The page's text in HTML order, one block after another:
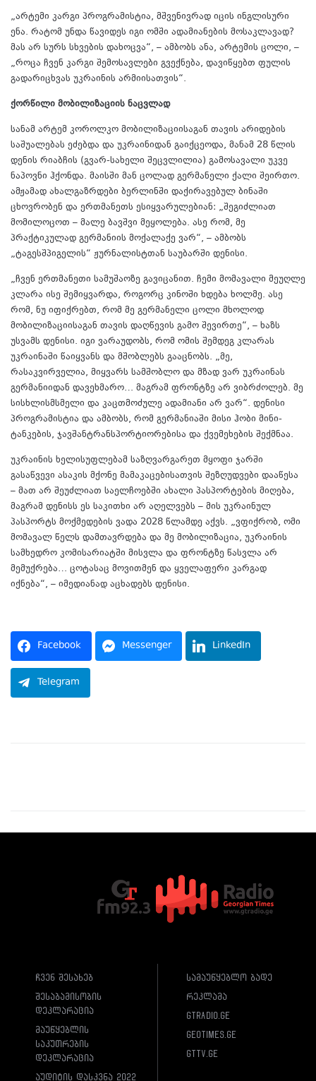
„არტემი კარგი პროგრამისტია, მშვენივრად იცის ინგლისური
ენა. რატომ უნდა წავიდეს იგი ომში ადამიანების მოსაკლავად?
მას არ სურს სხვების დახოცვა“, – ამბობს ანა, არტემის ცოლი, –
„როცა ჩვენ კარგი შემოსავლები გვექნება, დავიწყებთ ფულის
გადარიცხვას უკრაინის არმიისათვის“.
ქორწილი მობილიზაციის ნაცვლად
სანამ არტემ კოროლკო მობილიზაციისაგან თავის არიდების
საშუალებას ეძებდა და უკრაინიდან გაიქცეოდა, მანამ 28 წლის
დენის რიაბჩის (გვარ-სახელი შეცვლილია) გამოსავალი უკვე
ნაპოვნი ჰქონდა. მაისში მან ცოლად გერმანელი ქალი შეირთო.
ამჟამად ახალგაზრდები ბერლინში დაქირავებულ ბინაში
ცხოვრობენ და ერთმანეთს ესიყვარულებიან: „შეგიძლიათ
მომილოცოთ – მალე ბავშვი მეყოლება. ასე რომ, მე
პრაქტიკულად გერმანიის მოქალაქე ვარ“, – ამბობს
„ტაგესშპიგელის“ ჟურნალისტთან საუბარში დენისი.
„ჩვენ ერთმანეთი სამუშაოზე გავიცანით. ჩემი მომავალი მეუღლე
კლარა ისე შემიყვარდა, როგორც კინოში ხდება ხოლმე. ასე
რომ, ნუ იფიქრებთ, რომ მე გერმანელი ცოლი მხოლოდ
მობილიზაციისაგან თავის დაღწევის გამო შევირთე“, – ხაზს
უსვამს დენისი. იგი ვარაუდობს, რომ ომის შემდეგ კლარას
უკრაინაში წაიყვანს და მშობლებს გააცნობს. „მე,
რასაკვირველია, მიყვარს სამშობლო და მზად ვარ უკრაინას
გერმანიიდან დავეხმარო… მაგრამ ფრონტზე არ ვიბრძოლებ. მე
სისხლისმსმელი და კაცთმოძულე ადამიანი არ ვარ“. დენისი
პროგრამისტია და ამბობს, რომ გერმანიაში მისი ჰობი მინი-
ტანკების, ჯავშანტრანსპორტიორებისა და ქვემეხების შექმნაა.
უკრაინის ხელისუფლებამ საზღვარგარეთ მყოფი ჯარში
გასაწვევი ასაკის მქონე მამაკაცებისათვის შეზღუდვები დააწესა
– მათ არ შეუძლიათ საელჩოებში ახალი პასპორტების მიღება,
მაგრამ დენისს ეს საკითხი არ აღელვებს – მის უკრაინულ
პასპორტს მოქმედების ვადა 2028 წლამდე აქვს. „ვფიქრობ, ომი
მომავალ წელს დამთავრდება და მე მობილიზაცია, უკრაინის
სამხედრო კომისარიატში მისვლა და ფრონტზე წასვლა არ
მემუქრება… ცოტასაც მოვითმენ და ყველაფერი კარგად
იქნება“, – იმედიანად აცხადებს დენისი.
Facebook Messenger LinkedIn
Telegram
ჩვენ შესახებ
შესაბამისობის
დეკლარაცია
მაუწყებლის
საკუთრების
დეკლარაცია
აუდიტის დასკვნა 2022
სამაუწყებლო ბადე
რეკლამა
gtradio.ge
geotimes.ge
gttv.ge